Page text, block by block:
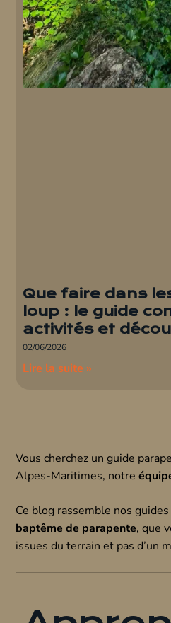
Que faire dans
loup : le guide
activités et
02/06/2026
Lire la suite »
Vous cherchez un guide
Alpes-Maritimes, notre
Ce blog rassemble nos
baptême de parapente, que
issues du terrain et pas d’un